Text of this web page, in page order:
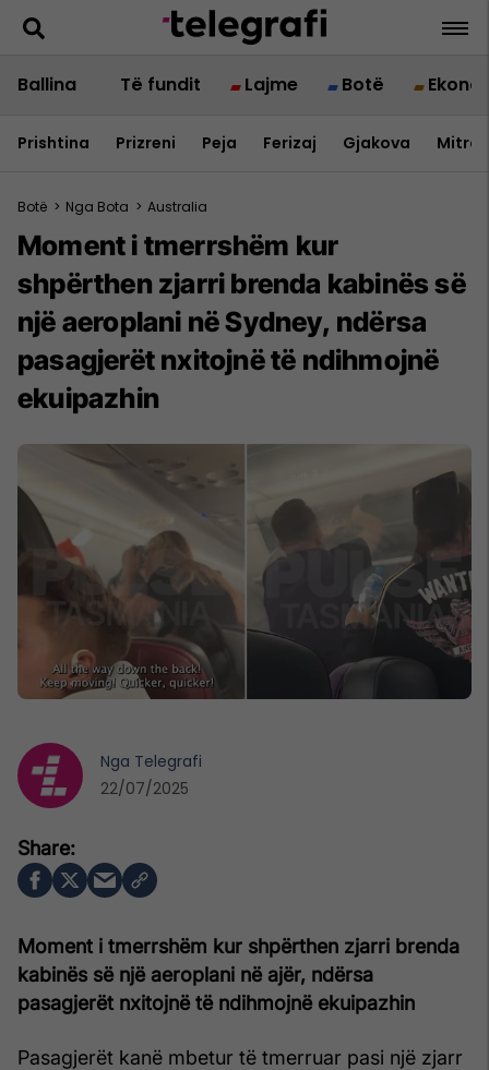
Ballina Të fundit Lajme Botë
Prishtina Prizreni Peja Ferizaj Gjakova
Botë > Nga Bota > Australia
Moment i tmerrshëm kur
shpërthen zjarri brenda kabinës së
një aeroplani në Sydney, ndërsa
pasagjerët nxitojnë të ndihmojnë
ekuipazhin
Moment i tmerrshëm kur shpërthen zjarri brenda
kabinës së një aeroplani në ajër, ndërsa
pasagjerët nxitojnë të ndihmojnë ekuipazhin
Pasagjerët kanë mbetur të tmerruar pasi një zjarr
Nga Telegrafi
22/07/2025